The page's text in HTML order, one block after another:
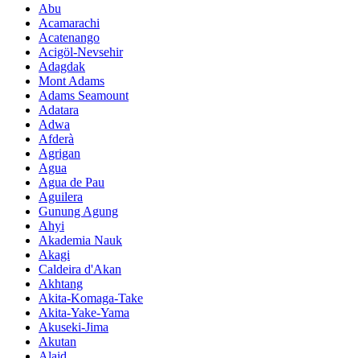
Abu
Acamarachi
Acatenango
Acigöl-Nevsehir
Adagdak
Mont Adams
Adams Seamount
Adatara
Adwa
Afderà
Agrigan
Agua
Agua de Pau
Aguilera
Gunung Agung
Ahyi
Akademia Nauk
Akagi
Caldeira d'Akan
Akhtang
Akita-Komaga-Take
Akita-Yake-Yama
Akuseki-Jima
Akutan